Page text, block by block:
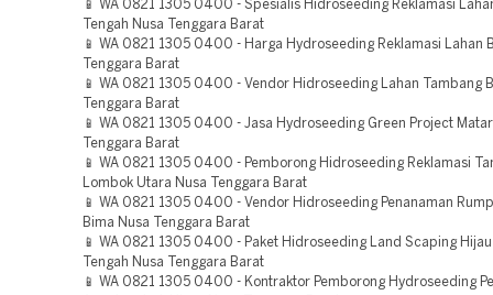
📱 WA 0821 1305 0400 - Spesialis Hidroseeding Reklamasi
Tengah Nusa Tenggara Barat
📱 WA 0821 1305 0400 - Harga Hydroseeding Reklamasi Lahan
Tenggara Barat
📱 WA 0821 1305 0400 - Vendor Hidroseeding Lahan Tambang
Tenggara Barat
📱 WA 0821 1305 0400 - Jasa Hydroseeding Green Project
Tenggara Barat
📱 WA 0821 1305 0400 - Pemborong Hidroseeding Reklamasi
Lombok Utara Nusa Tenggara Barat
📱 WA 0821 1305 0400 - Vendor Hidroseeding Penanaman
Bima Nusa Tenggara Barat
📱 WA 0821 1305 0400 - Paket Hidroseeding Land Scaping
Tengah Nusa Tenggara Barat
📱 WA 0821 1305 0400 - Kontraktor Pemborong Hydroseeding